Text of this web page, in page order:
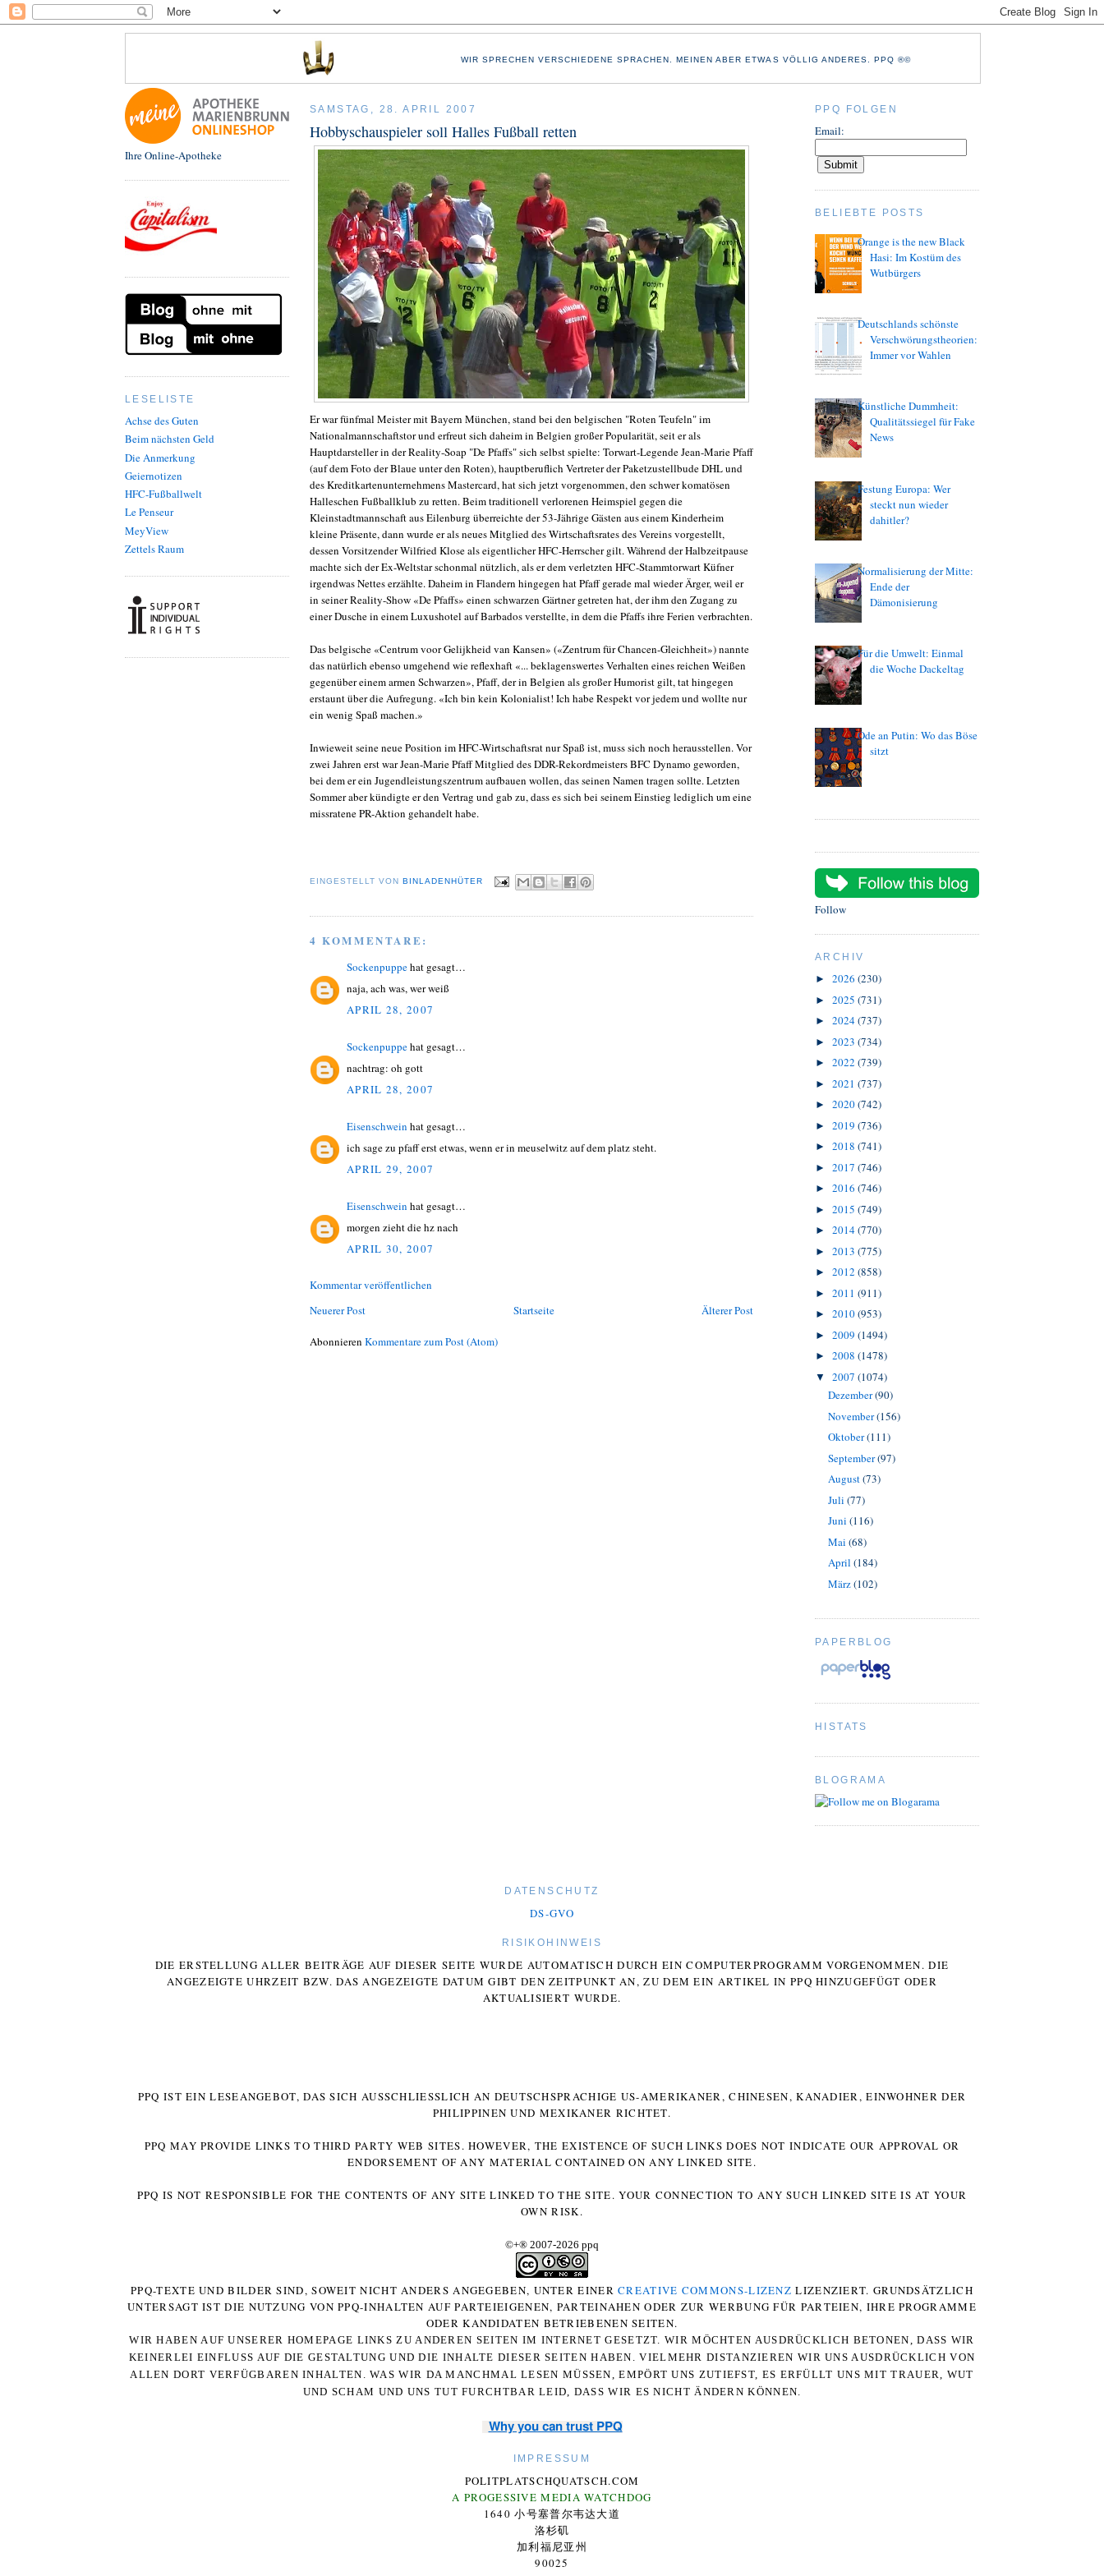
WIR SPRECHEN VERSCHIEDENE SPRACHEN. MEINEN ABER ETWAS VÖLLIG ANDERES. PPQ ®©
Ihre Online-Apotheke
LESELISTE
Achse des Guten
Beim nächsten Geld
Die Anmerkung
Geiernotizen
HFC-Fußballwelt
Le Penseur
MeyView
Zettels Raum
SAMSTAG, 28. APRIL 2007
Hobbyschauspieler soll Halles Fußball retten
Er war fünfmal Meister mit Bayern München, stand bei den belgischen "Roten Teufeln" im
Nationalmannschaftstor und erfreut sich daheim in Belgien großer Popularität, seit er als
Hauptdarsteller in der Reality-Soap "De Pfaffs" sich selbst spielte: Torwart-Legende Jean-Marie Pfaff
(auf dem Foto der Blaue unter den Roten), hauptberuflich Vertreter der Paketzustellbude DHL und
des Kreditkartenunternehmens Mastercard, hat sich jetzt vorgenommen, den schwer komatösen
Halleschen Fußballklub zu retten. Beim traditionell verlorenen Heimspiel gegen die
Kleinstadtmannschaft aus Eilenburg überreichte der 53-Jährige Gästen aus einem Kinderheim
kleine Präsente, dann wurde er als neues Mitglied des Wirtschaftsrates des Vereins vorgestellt,
dessen Vorsitzender Wilfried Klose als eigentlicher HFC-Herrscher gilt. Während der Halbzeitpause
machte sich der Ex-Weltstar schonmal nützlich, als er dem verletzten HFC-Stammtorwart Küfner
irgendwas Nettes erzählte. Daheim in Flandern hingegen hat Pfaff gerade mal wieder Ärger, weil er
in seiner Reality-Show «De Pfaffs» einen schwarzen Gärtner getreten hat, der ihm den Zugang zu
einer Dusche in einem Luxushotel auf Barbados verstellte, in dem die Pfaffs ihre Ferien verbrachten.
Das belgische «Centrum voor Gelijkheid van Kansen» («Zentrum für Chancen-Gleichheit») nannte
das natürlich ebenso umgehend wie reflexhaft «... beklagenswertes Verhalten eines reichen Weißen
gegenüber einem armen Schwarzen», Pfaff, der in Belgien als großer Humorist gilt, tat hingegen
erstaunt über die Aufregung. «Ich bin kein Kolonialist! Ich habe Respekt vor jedem und wollte nur
ein wenig Spaß machen.»
Inwieweit seine neue Position im HFC-Wirtschaftsrat nur Spaß ist, muss sich noch herausstellen. Vor
zwei Jahren erst war Jean-Marie Pfaff Mitglied des DDR-Rekordmeisters BFC Dynamo geworden,
bei dem er ein Jugendleistungszentrum aufbauen wollen, das seinen Namen tragen sollte. Letzten
Sommer aber kündigte er den Vertrag und gab zu, dass es sich bei seinem Einstieg lediglich um eine
missratene PR-Aktion gehandelt habe.
EINGESTELLT VON BINLADENHÜTER
4 KOMMENTARE:
Sockenpuppehat gesagt…
naja, ach was, wer weiß
APRIL 28, 2007
Sockenpuppehat gesagt…
nachtrag: oh gott
APRIL 28, 2007
Eisenschwein hat gesagt…
ich sage zu pfaff erst etwas, wenn er in meuselwitz auf dem platz steht.
APRIL 29, 2007
Eisenschwein hat gesagt…
morgen zieht die hz nach
APRIL 30, 2007
Kommentar veröffentlichen
Neuerer Post
Älterer Post
Startseite
Abonnieren Kommentare zum Post (Atom)
PPQ FOLGEN
Email:
BELIEBTE POSTS
Orange is the new Black
Hasi: Im Kostüm des
Wutbürgers
Deutschlands schönste
Verschwörungstheorien:
Immer vor Wahlen
Künstliche Dummheit:
Qualitätssiegel für Fake
News
Festung Europa: Wer
steckt nun wieder
dahitler?
Normalisierung der Mitte:
Ende der
Dämonisierung
Für die Umwelt: Einmal
die Woche Dackeltag
Ode an Putin: Wo das Böse
sitzt
Follow
ARCHIV
► 2026 (230)
► 2025 (731)
► 2024(737)
► 2023 (734)
► 2022 (739)
► 2021 (737)
► 2020(742)
► 2019 (736)
► 2018 (741)
► 2017 (746)
► 2016 (746)
► 2015 (749)
► 2014(770)
► 2013 (775)
► 2012 (858)
► 2011 (911)
► 2010(953)
► 2009 (1494)
► 2008 (1478)
▼ 2007 (1074)
Dezember(90)
November(156)
Oktober(111)
September(97)
August(73)
Juli (77)
Juni (116)
Mai (68)
April (184)
März(102)
PAPERBLOG
HISTATS
BLOGRAMA
DATENSCHUTZ
DS-GVO
RISIKOHINWEIS
DIE ERSTELLUNG ALLER BEITRÄGE AUF DIESER SEITE WURDE AUTOMATISCH DURCH EIN COMPUTERPROGRAMM VORGENOMMEN. DIE
ANGEZEIGTE UHRZEIT BZW. DAS ANGEZEIGTE DATUM GIBT DEN ZEITPUNKT AN, ZU DEM EIN ARTIKEL IN PPQ HINZUGEFÜGT ODER
AKTUALISIERT WURDE.
PPQ IST EIN LESEANGEBOT, DAS SICH AUSSCHLIESSLICH AN DEUTSCHSPRACHIGE US-AMERIKANER, CHINESEN, KANADIER, EINWOHNER DER P
HILIPPINEN UND MEXIKANER RICHTET.
PPQ MAY PROVIDE LINKS TO THIRD PARTY WEB SITES. HOWEVER, THE EXISTENCE OF SUCH LINKS DOES NOT INDICATE OUR APPROVAL OR
ENDORSEMENT OF ANY MATERIAL CONTAINED ON ANY LINKED SITE.
PPQ IS NOT RESPONSIBLE FOR THE CONTENTS OF ANY SITE LINKED TO THE SITE. YOUR CONNECTION TO ANY SUCH LINKED SITE IS AT YOUR
OWN RISK.
©+® 2007-2026 ppq
PPQ-TEXTE UND BILDER SIND, SOWEIT NICHT ANDERS ANGEGEBEN, UNTER EINERCREATIVE COMMONS-LIZENZ LIZENZIERT. GRUNDSÄTZLICH
UNTERSAGT IST DIE NUTZUNG VON PPQ-INHALTEN AUF PARTEIEIGENEN, PARTEINAHEN ODER ZUR WERBUNG FÜR PARTEIEN, IHRE PROGRAMME
ODER KANDIDATEN BETRIEBENEN SEITEN.
WIR HABEN AUF UNSERER HOMEPAGE LINKS ZU ANDEREN SEITEN IM INTERNET GESETZT. WIR MÖCHTEN AUSDRÜCKLICH BETONEN, DASS WIR
KEINERLEI EINFLUSS AUF DIE GESTALTUNG UND DIE INHALTE DIESER SEITEN HABEN. VIELMEHR DISTANZIEREN WIR UNS AUSDRÜCKLICH VON
ALLEN DORT VERFÜGBAREN INHALTEN. WAS WIR DA MANCHMAL LESEN MÜSSEN, EMPÖRT UNS ZUTIEFST, ES ERFÜLLT UNS MIT TRAUER, WUT
UND SCHAM UND UNS TUT FURCHTBAR LEID, DASS WIR ES NICHT ÄNDERN KÖNNEN.
Why you can trust PPQ
IMPRESSUM
POLITPLATSCHQUATSCH.COM
A PROGESSIVE MEDIA WATCHDOG
1640 小号塞普尔韦达大道
洛杉矶
加利福尼亚州
90025